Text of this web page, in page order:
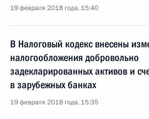
19 февраля 2018 года, 15:40
В Налоговый кодекс внесены
налогообложения добровольно
задекларированных активов и
в зарубежных банках
19 февраля 2018 года, 15:35